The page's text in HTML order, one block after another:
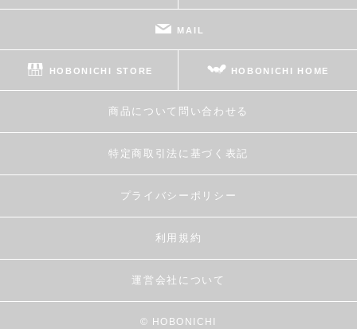
MAIL
HOBONICHI STORE HOBONICHI HOME
商品について問い合わせる
特定商取引法に基づく表記
プライバシーポリシー
利用規約
運営会社について
© HOBONICHI